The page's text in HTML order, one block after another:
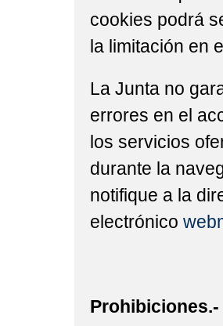
cookies podrá
la limitación en
La Junta no
errores en el
los servicios
durante la
notifique a la
electrónico
Prohibiciones.-